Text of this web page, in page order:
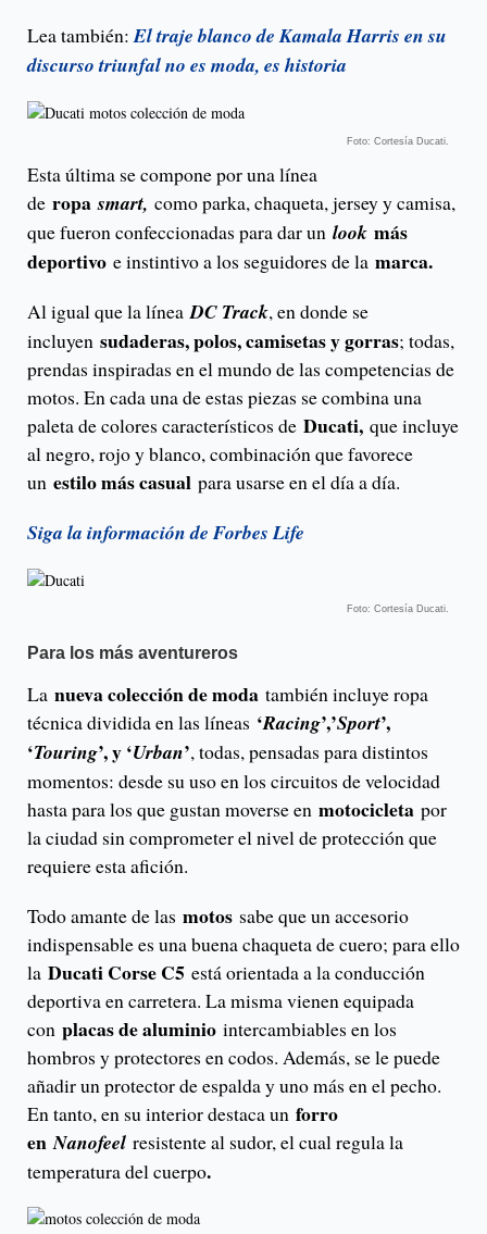
Lea también:El traje blanco de Kamala Harris en su
discurso triunfal no es moda, es historia
Foto: Cortesía Ducati.
Esta última se compone por una línea
de ropasmart, como parka, chaqueta, jersey y camisa,
que fueron confeccionadas para dar un look más
deportivo e instintivo a los seguidores de la marca.
Al igual que la líneaDC Track, en donde se
incluyen sudaderas, polos, camisetas y gorras; todas,
prendas inspiradas en el mundo de las competencias de
motos. En cada una de estas piezas se combina una
paleta de colores característicos de Ducati, que incluye
al negro, rojo y blanco, combinación que favorece
un estilo más casual para usarse en el día a día.
Siga la información de Forbes Life
Foto: Cortesía Ducati.
Para los más aventureros
La nueva colección de moda también incluye ropa
técnica dividida en las líneas ‘Racing’,’Sport’,
‘Touring’, y ‘Urban’, todas, pensadas para distintos
momentos: desde su uso en los circuitos de velocidad
hasta para los que gustan moverse en motocicleta por
la ciudad sin comprometer el nivel de protección que
requiere esta afición.
Todo amante de las motos sabe que un accesorio
indispensable es una buena chaqueta de cuero; para ello
la Ducati Corse C5 está orientada a la conducción
deportiva en carretera. La misma vienen equipada
con placas de aluminio intercambiables en los
hombros y protectores en codos. Además, se le puede
añadir un protector de espalda y uno más en el pecho.
En tanto, en su interior destaca un forro
enNanofeel resistente al sudor, el cual regula la
temperatura del cuerpo.